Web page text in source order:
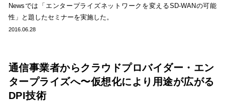
Newsでは「エンタープライズネットワークを変えるSD-WANの可能
性」と題したセミナーを実施した。
2016.06.28
通信事業者からクラウドプロバイダー・エン
タープライズへ〜仮想化により用途が広がる
DPI技術